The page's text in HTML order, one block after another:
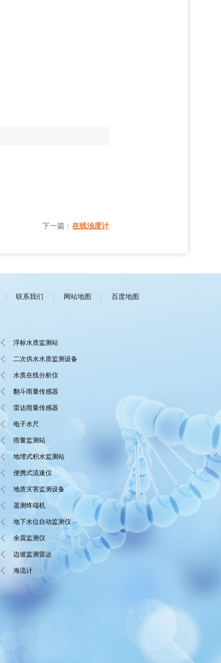
下一篇：在线浊度计
联系我们 网站地图 百度地图
浮标水质监测站
二次供水水质监测设备
水质在线分析仪
翻斗雨量传感器
雷达雨量传感器
电子水尺
雨量监测站
地埋式积水监测站
便携式流速仪
地质灾害监测设备
遥测终端机
地下水位自动监测仪
余震监测仪
边坡监测雷达
海流计